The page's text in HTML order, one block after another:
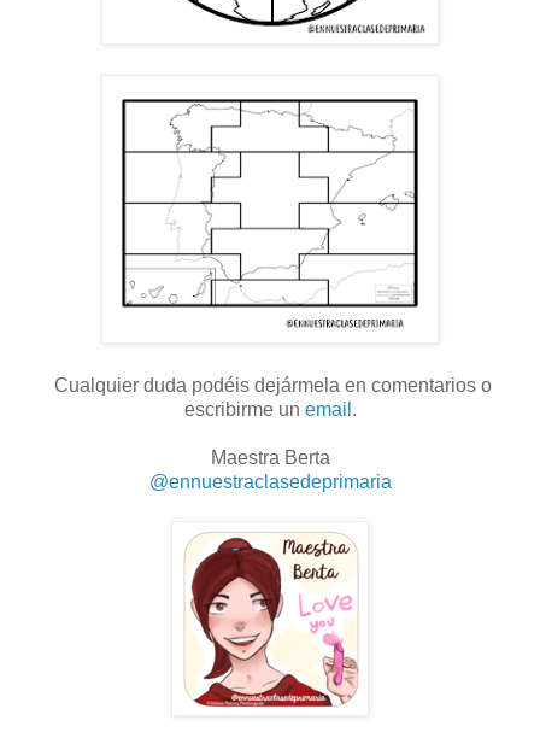
Cualquier duda podéis dejármela en comentarios o
escribirme un email .
Maestra Berta
@ennuestraclasedeprimaria